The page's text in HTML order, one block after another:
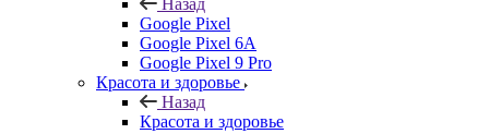
Назад
Google Pixel
Google Pixel 6A
Google Pixel 9 Pro
Красота и здоровье
Назад
Красота и здоровье